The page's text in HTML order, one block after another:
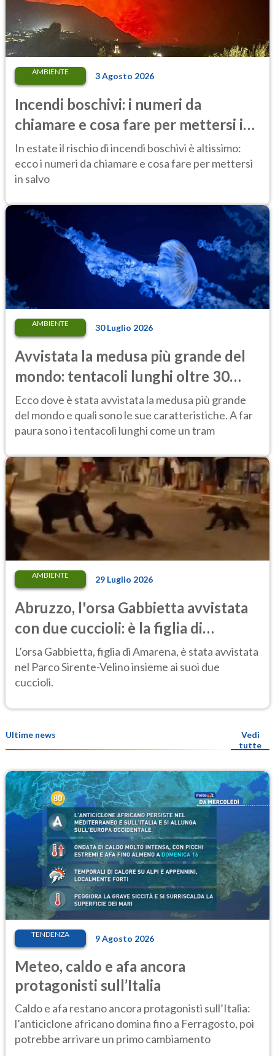
AMBIENTE 3 Agosto 2026
Incendi boschivi: i numeri da
chiamare e cosa fare per mettersi in
salvo
In estate il rischio di incendi boschivi è altissimo:
ecco i numeri da chiamare e cosa fare per mettersi
in salvo
AMBIENTE 30 Luglio 2026
Avvistata la medusa più grande del
mondo: tentacoli lunghi oltre 30
metri, più di un tram cittadino
Ecco dove è stata avvistata la medusa più grande
del mondo e quali sono le sue caratteristiche. A far
paura sono i tentacoli lunghi come un tram
AMBIENTE 29 Luglio 2026
Abruzzo, l'orsa Gabbietta avvistata
con due cuccioli: è la figlia di
Amarena
L’orsa Gabbietta, figlia di Amarena, è stata avvistata
nel Parco Sirente-Velino insieme ai suoi due
cuccioli.
Ultime news
Vedi
tutte
TENDENZA 9 Agosto 2026
Meteo, caldo e afa ancora
protagonisti sull’Italia
Caldo e afa restano ancora protagonisti sull’Italia:
l’anticiclone africano domina fino a Ferragosto, poi
potrebbe arrivare un primo cambiamento